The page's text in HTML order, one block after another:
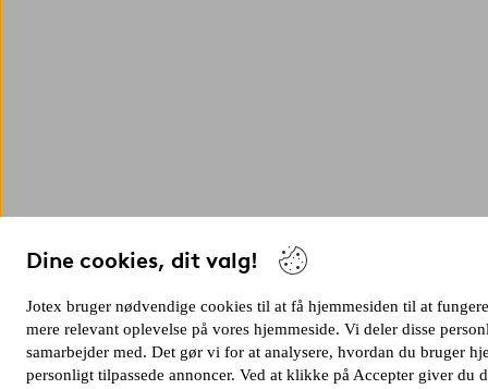
Dine cookies, dit valg!
Jotex bruger nødvendige cookies til at få hjemmesiden til at
mere relevant oplevelse på vores hjemmeside. Vi deler disse
samarbejder med. Det gør vi for at analysere, hvordan du bruger
personligt tilpassede annoncer. Ved at klikke på Accepter giver